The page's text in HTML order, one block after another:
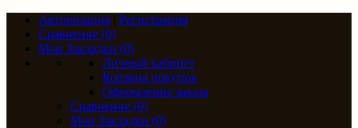
Авторизация
Регистрация
Сравнение (0)
Мои Закладки (0)
Личный кабинет
Корзина покупок
Оформление заказа
Сравнение (0)
Мои Закладки (0)